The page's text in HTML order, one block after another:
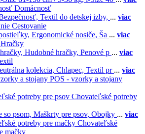
Domácnosť
Textil do detskej izby, ... viac
Cestovanie
Ergonomické nosiče, Ša ... viac
Hračky
Hudobné hračky, Penové p ... viac
kolekcia, Chlapec, Textil pr ... viac
POS - vzorky a stojany
Chovateľské potreby
so psom, Maškrty pre psov, Obojky ... viac
Chovateľské
mačky